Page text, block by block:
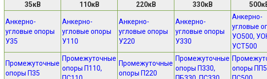
35кВ 110кВ 220кВ 330кВ
Анкерно-
угловые опоры
У35
Анкерно-
угловые опоры
У110
Анкерно-
угловые опоры
У220
Анкерно-
угловые опоры
У330
Анкерно-
угловые
УО500,
УСТ500
Промежуточные
опоры П35
Промежуточные
опоры П110,
Промежуточные
опоры П220
Промежуточные
опоры П330,
опоры